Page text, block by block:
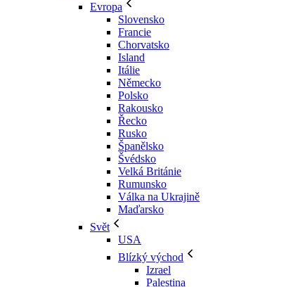
Evropa
Slovensko
Francie
Chorvatsko
Island
Itálie
Německo
Polsko
Rakousko
Řecko
Rusko
Španělsko
Švédsko
Velká Británie
Rumunsko
Válka na Ukrajině
Maďarsko
Svět
USA
Blízký východ
Izrael
Palestina